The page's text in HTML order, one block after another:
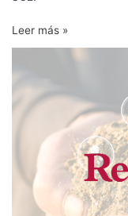
Leer más »
las
de
frutas